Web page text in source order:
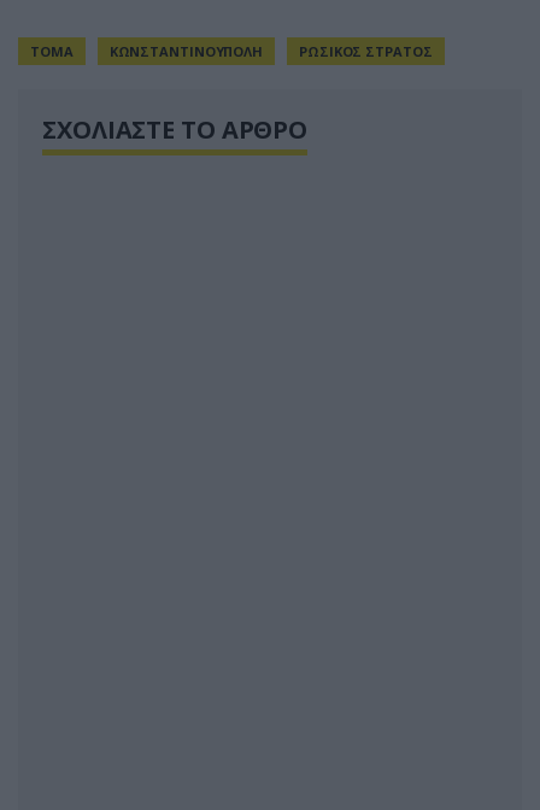
TOMA ΚΩΝΣΤΑΝΤΙΝΟΥΠΟΛΗ ΡΩΣΙΚΟΣ ΣΤΡΑΤΟΣ
ΣΧΟΛΙΑΣΤΕ ΤΟ ΑΡΘΡΟ